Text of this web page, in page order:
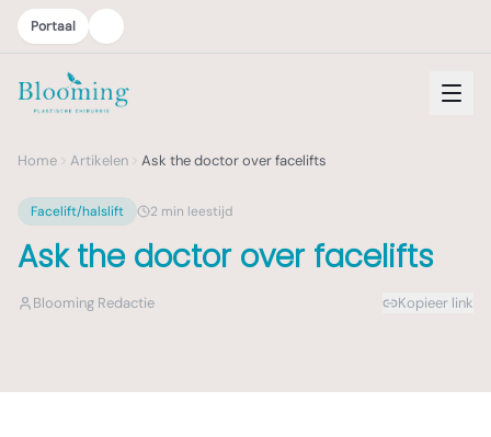
Portaal
Home Artikelen Ask the doctor over facelifts
Facelift/halslift 2 min leestijd
Ask the doctor over facelifts
Blooming Redactie Kopieer link